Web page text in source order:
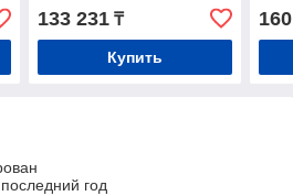
133 231₸
Купить
год